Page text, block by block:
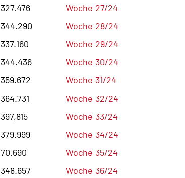
327.476
Woche 27/24
344.290
Woche 28/24
337.160
Woche 29/24
344.436
Woche 30/24
359.672
Woche 31/24
364.731
Woche 32/24
397,815
Woche 33/24
379.999
Woche 34/24
70.690
Woche 35/24
348.657
Woche 36/24